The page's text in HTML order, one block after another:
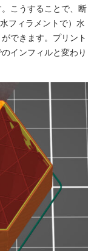
こうすることで、断
フィラメントで）水
できます。プリント
インフィルと変わり